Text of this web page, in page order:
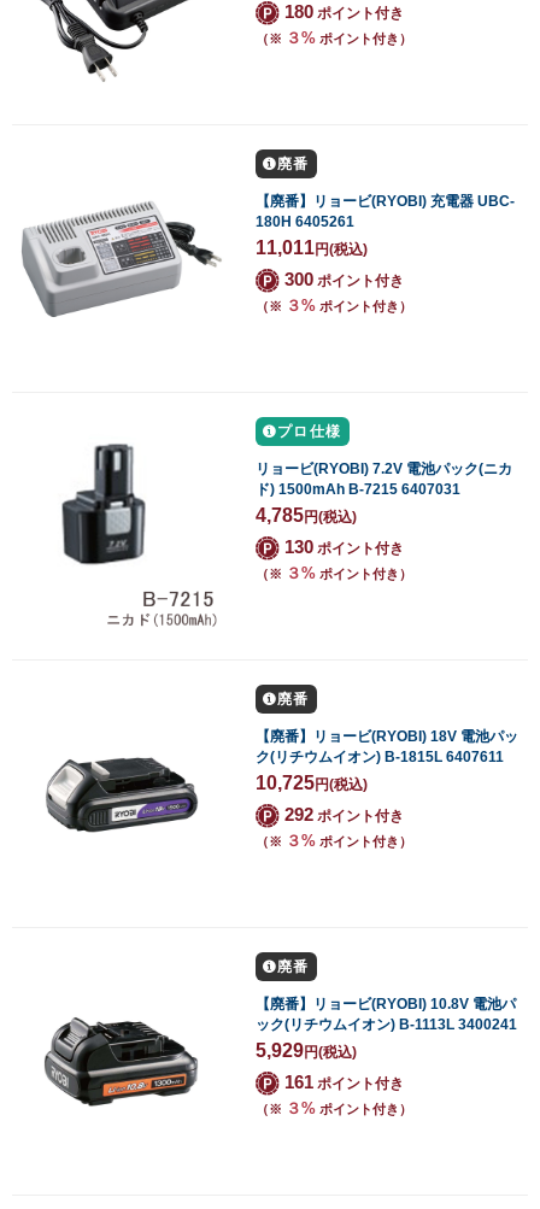
180 ポイント付き
（※ ３% ポイント付き）
廃番
【廃番】リョービ(RYOBI) 充電器 UBC-
180H 6405261
11,011円(税込)
300 ポイント付き
（※ ３% ポイント付き）
プロ仕様
リョービ(RYOBI) 7.2V 電池パック(ニカ
ド) 1500mAh B-7215 6407031
4,785円(税込)
130 ポイント付き
（※ ３% ポイント付き）
廃番
【廃番】リョービ(RYOBI) 18V 電池パッ
ク(リチウムイオン) B-1815L 6407611
10,725円(税込)
292 ポイント付き
（※ ３% ポイント付き）
廃番
【廃番】リョービ(RYOBI) 10.8V 電池パ
ック(リチウムイオン) B-1113L 3400241
5,929円(税込)
161 ポイント付き
（※ ３% ポイント付き）